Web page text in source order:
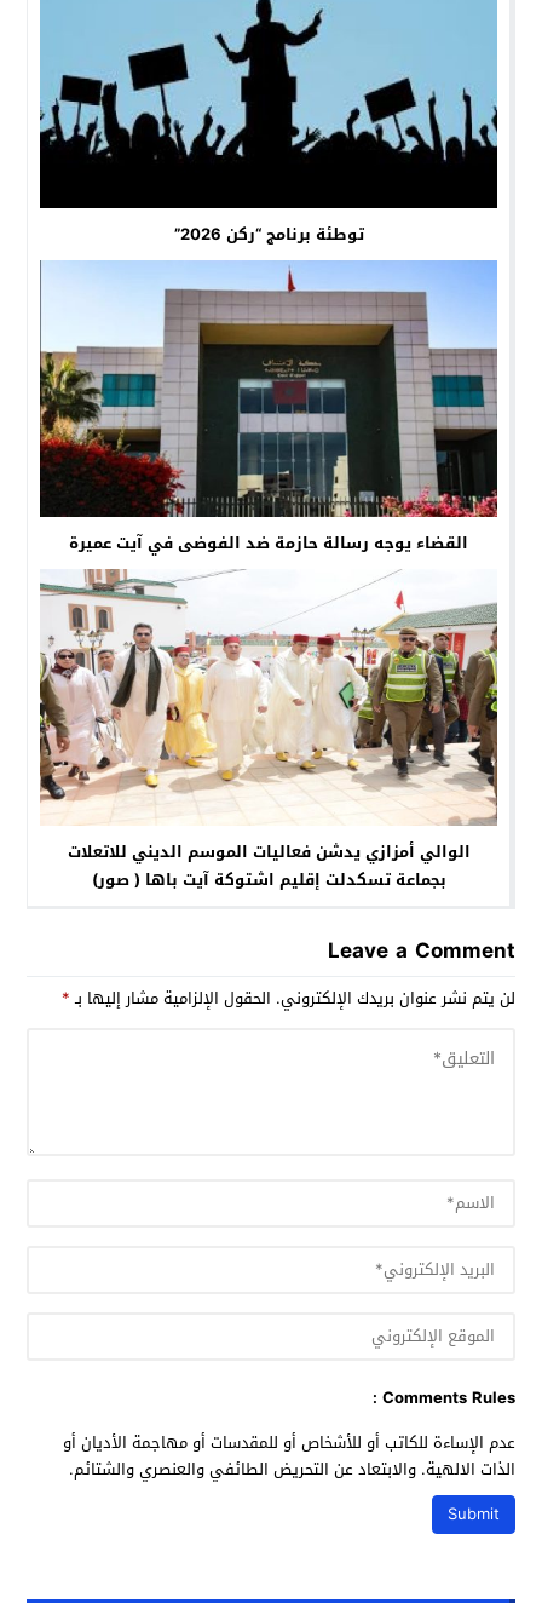
توطئة برنامج “ركن 2026”
القضاء يوجه رسالة حازمة ضد الفوضى في آيت عميرة
الوالي أمزازي يدشن فعاليات الموسم الديني للاتعلات
بجماعة تسكدلت إقليم اشتوكة آيت باها ( صور)
Leave a Comment
لن يتم نشر عنوان بريدك الإلكتروني. الحقول الإلزامية مشار إليها بـ*
Comments Rules :
عدم الإساءة للكاتب أو للأشخاص أو للمقدسات أو مهاجمة الأديان أو
الذات الالهية. والابتعاد عن التحريض الطائفي والعنصري والشتائم.